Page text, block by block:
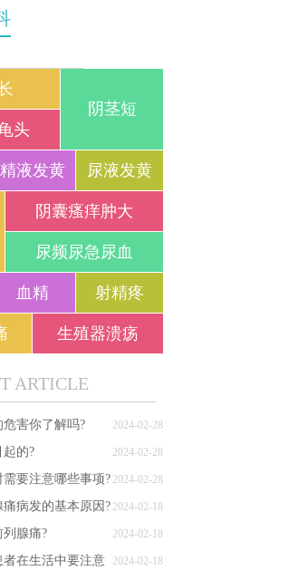
头
阴茎短
精液发黄 尿液发黄
阴囊瘙痒肿大
尿频尿急尿血
血精 射精疼
生殖器溃疡
ARTICLE
2024-02-28
害你了解吗?
2024-02-28
的?
2024-02-28
要注意哪些事项?
2024-02-18
病发的基本原因?
2024-02-18
腺痛?
2024-02-18
在生活中要注意